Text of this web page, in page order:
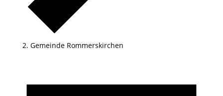
Gemeinde Rommerskirchen